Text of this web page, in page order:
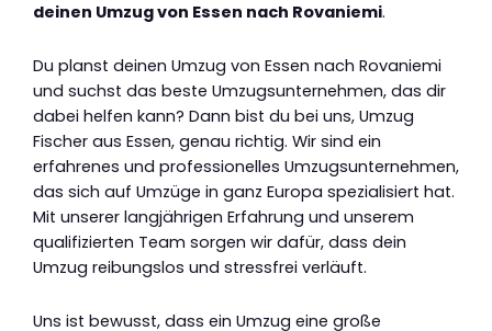
deinen Umzug von Essen nach Rovaniemi.
Du planst deinen Umzug von Essen nach Rovaniemi
und suchst das beste Umzugsunternehmen, das dir
dabei helfen kann? Dann bist du bei uns, Umzug
Fischer aus Essen, genau richtig. Wir sind ein
erfahrenes und professionelles Umzugsunternehmen,
das sich auf Umzüge in ganz Europa spezialisiert hat.
Mit unserer langjährigen Erfahrung und unserem
qualifizierten Team sorgen wir dafür, dass dein
Umzug reibungslos und stressfrei verläuft.
Uns ist bewusst, dass ein Umzug eine große